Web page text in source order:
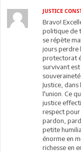
JUSTICE
Bravo!
politique de
se répète
jours perdre
protectorat
survivant est
Justice,
l'union. Ce
justice
respect
pardon,
petite
énorme en
richesse en